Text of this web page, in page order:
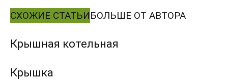
СХОЖИЕ СТАТЬИБОЛЬШЕ ОТ АВТОРА
Крышная котельная
Крышка